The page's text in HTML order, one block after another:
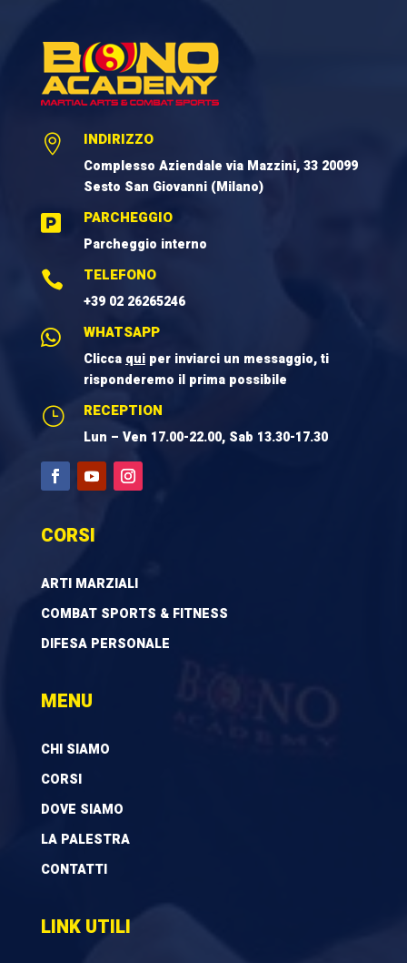
 INDIRIZZO
Complesso Aziendale via Mazzini, 33 20099
Sesto San Giovanni (Milano)
 PARCHEGGIO
Parcheggio interno
 TELEFONO
+39 02 26265246
 WHATSAPP
Clicca quiper inviarci un messaggio, ti
risponderemo il prima possibile
} RECEPTION
Lun – Ven 17.00-22.00, Sab 13.30-17.30
CORSI
ARTI MARZIALI
COMBAT SPORTS & FITNESS
DIFESA PERSONALE
MENU
CHI SIAMO
CORSI
DOVE SIAMO
LA PALESTRA
CONTATTI
LINK UTILI